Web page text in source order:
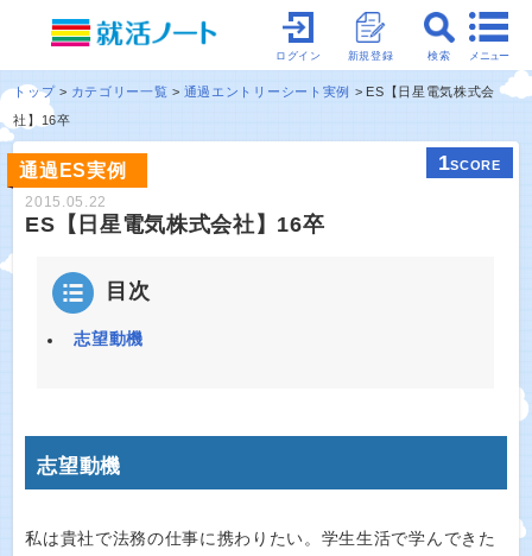
メニュー
検索
新規登録
ログイン
トップ カテゴリー一覧 通過エントリーシート実例
ES【日星電気株式会
社】16卒
通過ES実例 1SCORE
2015.05.22
ES【日星電気株式会社】16卒
目次
志望動機
志望動機
私は貴社で法務の仕事に携わりたい。学生生活で学んできた